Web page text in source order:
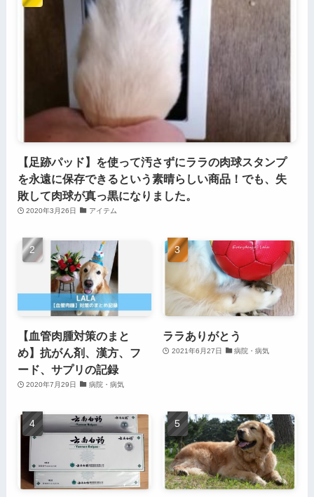
【足跡パッド】を使って汚さずにララの肉球スタンプ
を永遠に保存できるという素晴らしい商品！でも、失
敗して肉球が真っ黒になりました。
2020年3月26日 アイテム
【血管肉腫対策のまと
め】抗がん剤、漢方、フ
ード、サプリの記録
2020年7月29日 病院・病気
ララありがとう
2021年6月27日 病院・病気